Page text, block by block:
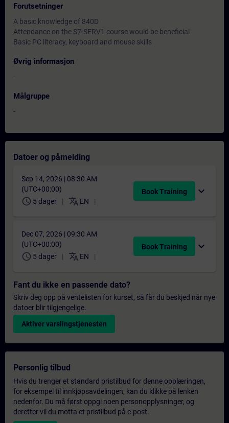
Forutsetninger
A basic knowledge of 840D
Attendance on the S7-SERV1 course would be beneficial
Basic PC literacy, keyboard and mouse skills
Øvrig informasjon
-
Målgruppe
-
Datoer og påmelding
Sep 14, 2026 | 08:30 AM
(UTC+00:00)
schedule 5 dager translate EN
Book Training expand_more
Dec 07, 2026 | 09:30 AM
(UTC+00:00)
schedule 5 dager translate EN
Book Training expand_more
Fant du ikke en passende dato?
Skriv deg opp på ventelisten for kurset, så får du beskjed når nye
datoer blir tilgjengelige.
Aktiver varslingstjenesten
Personlig tilbud
Hvis du trenger et standard pristilbud for denne opplæringen,
for eksempel til innkjøpsavdelingen, kan du klikke på lenken
nedenfor. Du må først oppgi noen personopplysninger, og
deretter vil du motta et pristilbud på e-post.